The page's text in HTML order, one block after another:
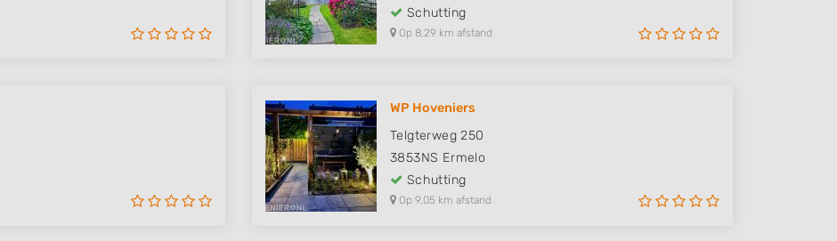
Schutting
Op 8,29 km afstand
WP Hoveniers
Telgterweg 250
3853NS Ermelo
Schutting
Op 9,05 km afstand